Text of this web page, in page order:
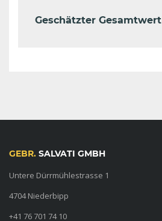
Geschätzter Gesamtwert
GEBR. SALVATI GMBH
Untere Dürrmühlestrasse 1
4704 Niederbipp
+41 76 701 74 10